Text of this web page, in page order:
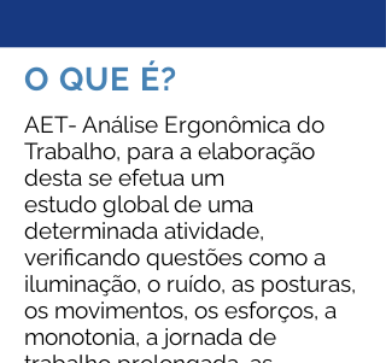
O QUE É?
AET- Análise Ergonômica do
Trabalho, para a elaboração
desta se efetua um
estudo global de uma
determinada atividade,
verificando questões como a
iluminação, o ruído, as posturas,
os movimentos, os esforços, a
monotonia, a jornada de